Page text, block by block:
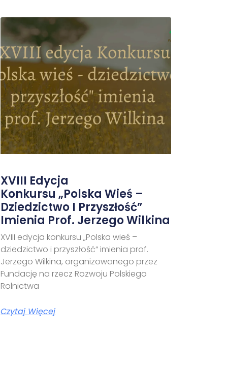
XVIII Edycja
Konkursu „Polska Wieś –
Dziedzictwo I Przyszłość”
Imienia Prof. Jerzego Wilkina
XVIII edycja konkursu „Polska wieś –
dziedzictwo i przyszłość” imienia prof.
Jerzego Wilkina, organizowanego przez
Fundację na rzecz Rozwoju Polskiego
Rolnictwa
Czytaj Więcej